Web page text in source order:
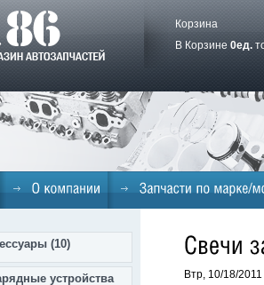
Корзина
В Корзине 0ед.
(10)
устройства
Втр, 10/18/